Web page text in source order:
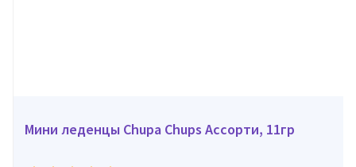
Мини леденцы Chupa Chups Ассорти, 11гр